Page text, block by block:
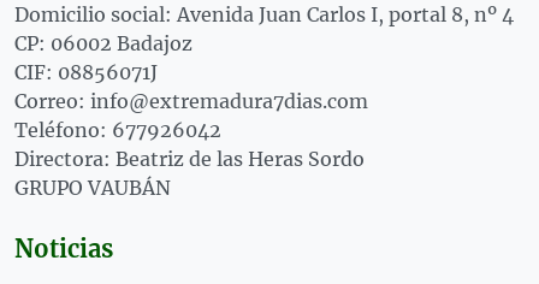
Domicilio social: Avenida Juan Carlos I, portal 8, nº 4
CP: 06002 Badajoz
CIF: 08856071J
Correo: info@extremadura7dias.com
Teléfono: 677926042
Directora: Beatriz de las Heras Sordo
GRUPO VAUBÁN
Noticias